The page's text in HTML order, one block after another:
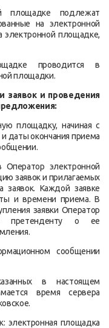
площадке подлежат
на электронной
электронной площадке,
проводится в
площадки.
заявок и проведения
площадку, начиная с
даты окончания приема
электронной
заявок и прилагаемых
Каждой заявке
и времени приема. В
заявки Оператор
претенденту о ее
сообщении
в настоящем
время сервера
площадка